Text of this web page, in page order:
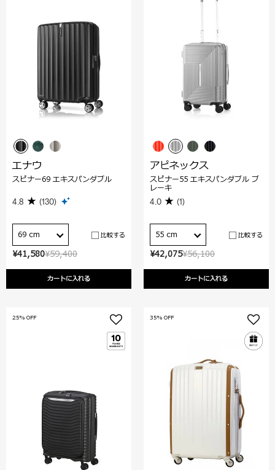
¥59,400
¥41,580
カートに入れる
エナウ
スピナー69 エキスパンダブル
4.8 (130)
69 cm 比較する
¥56,100
¥42,075
カートに入れる
アピネックス
スピナー55 エキスパンダブル ブ
レーキ
4.0 (1)
55 cm 比較する
25% OFF 35% OFF